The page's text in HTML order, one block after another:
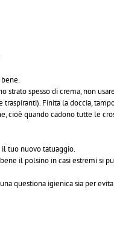
strato spesso di crema, non
Finita la doccia,
cioè quando cadono tutte le
tuo nuovo tatuaggio.
il polsino in casi estremi si
questiona igienica sia per